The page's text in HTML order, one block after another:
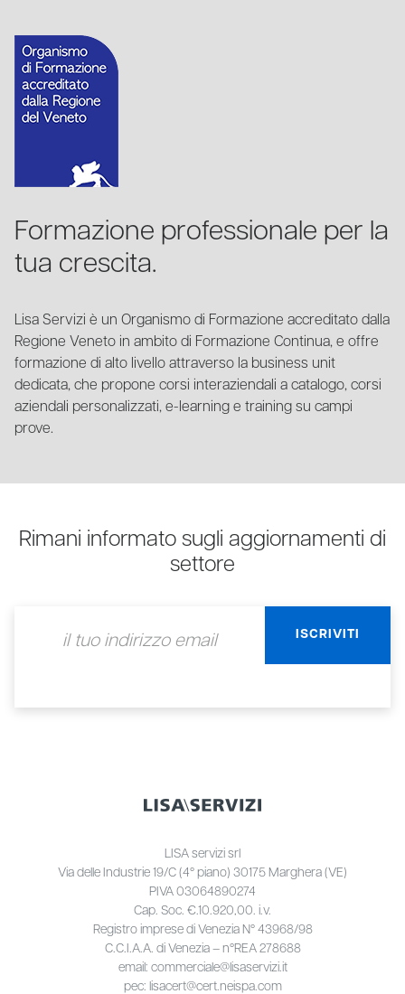
Formazione professionale per la
tua crescita.
Lisa Servizi è un Organismo di Formazione accreditato dalla
Regione Veneto in ambito di Formazione Continua, e offre
formazione di alto livello attraverso la business unit
dedicata, che propone corsi interaziendali a catalogo, corsi
aziendali personalizzati, e-learning e training su campi
prove.
Rimani informato sugli aggiornamenti di
settore
LISA servizi srl
Via delle Industrie 19/C (4° piano) 30175 Marghera (VE)
PIVA 03064890274
Cap. Soc. €.10.920,00. i.v.
Registro imprese di Venezia N° 43968/98
C.C.I.A.A. di Venezia – n°REA 278688
email: commerciale@lisaservizi.it
pec: lisacert@cert.neispa.com